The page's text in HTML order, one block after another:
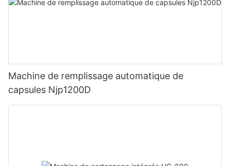
Machine de remplissage automatique de
capsules Njp1200D